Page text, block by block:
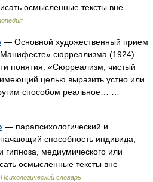
осмысленные тексты вне… …
— Основной художественный прием
сюрреализма (1924)
понятия: «Сюрреализм, чистый
целью выразить устно или
способом реальное… …
— парапсихологический и
способность индивида,
гипноза, медиумического или
осмысленные тексты вне
Психологический словарь